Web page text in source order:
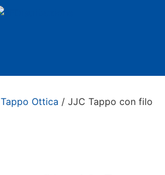
Tappo Ottica / JJC Tappo con filo